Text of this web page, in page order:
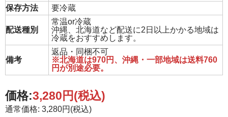
保存方法
要冷蔵
配送種別
常温or冷蔵
沖縄、北海道など配送に2日以上かかる地域は
冷蔵をおすすめします。
備考
返品・同梱不可
※北海道は970円、沖縄・一部地域は送料760
円が別途必要。
価格:3,280円(税込)
通常価格: 3,280円(税込)